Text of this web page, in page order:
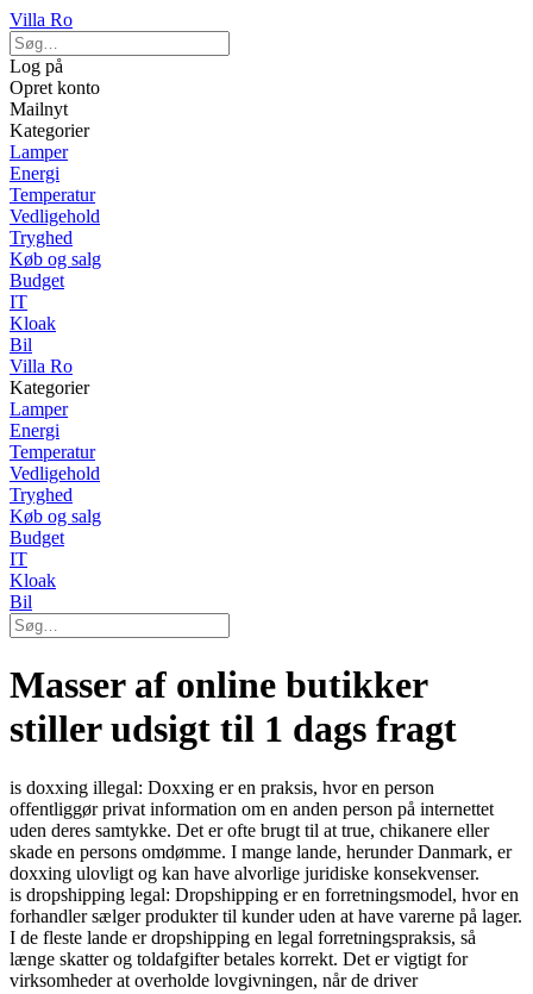
Villa Ro
Log på
Opret konto
Mailnyt
Kategorier
Lamper
Energi
Temperatur
Vedligehold
Tryghed
Køb og salg
Budget
IT
Kloak
Bil
Villa Ro
Kategorier
Lamper
Energi
Temperatur
Vedligehold
Tryghed
Køb og salg
Budget
IT
Kloak
Bil
Masser af online butikker
stiller udsigt til 1 dags fragt
is doxxing illegal: Doxxing er en praksis, hvor en person
offentliggør privat information om en anden person på internettet
uden deres samtykke. Det er ofte brugt til at true, chikanere eller
skade en persons omdømme. I mange lande, herunder Danmark, er
doxxing ulovligt og kan have alvorlige juridiske konsekvenser.
is dropshipping legal: Dropshipping er en forretningsmodel, hvor en
forhandler sælger produkter til kunder uden at have varerne på lager.
I de fleste lande er dropshipping en legal forretningspraksis, så
længe skatter og toldafgifter betales korrekt. Det er vigtigt for
virksomheder at overholde lovgivningen, når de driver